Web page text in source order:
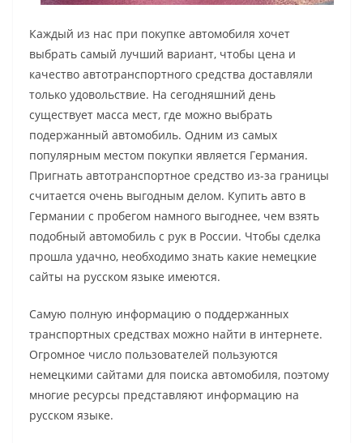
Каждый из нас при покупке автомобиля хочет
выбрать самый лучший вариант, чтобы цена и
качество автотранспортного средства доставляли
только удовольствие. На сегодняшний день
существует масса мест, где можно выбрать
подержанный автомобиль. Одним из самых
популярным местом покупки является Германия.
Пригнать автотранспортное средство из-за границы
считается очень выгодным делом. Купить авто в
Германии с пробегом намного выгоднее, чем взять
подобный автомобиль с рук в России. Чтобы сделка
прошла удачно, необходимо знать какие немецкие
сайты на русском языке имеются.
Самую полную информацию о поддержанных
транспортных средствах можно найти в интернете.
Огромное число пользователей пользуются
немецкими сайтами для поиска автомобиля, поэтому
многие ресурсы представляют информацию на
русском языке.